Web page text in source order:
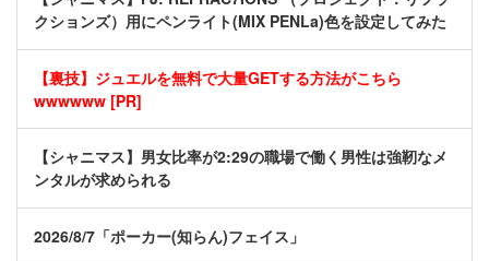
クションズ）用にペンライト(MIX PENLa)色を設定してみた
【裏技】ジュエルを無料で大量GETする方法がこちら
wwwwww [PR]
【シャニマス】男女比率が2:29の職場で働く男性は強靭なメ
ンタルが求められる
2026/8/7「ポーカー(知らん)フェイス」